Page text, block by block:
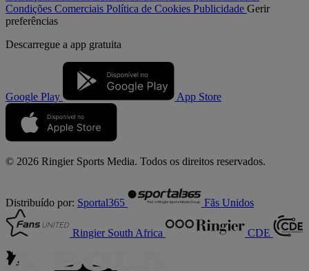
Condições Comerciais Política de Cookies Publicidade Gerir
preferências
Descarregue a app gratuita
Google Play App Store
© 2026 Ringier Sports Media. Todos os direitos reservados.
Distribuído por: Sportal365 Fãs Unidos
Ringier South Africa CDE